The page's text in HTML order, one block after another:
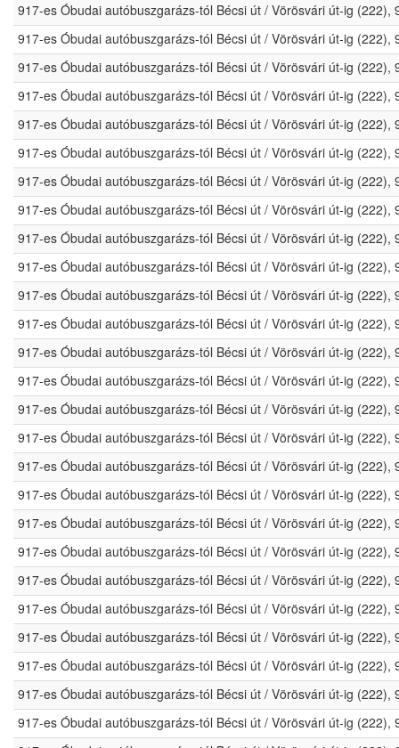
917-es Óbudai autóbuszgarázs-tól Bécsi út / Vörösvári út-ig
917-es Óbudai autóbuszgarázs-tól Bécsi út / Vörösvári út-ig
917-es Óbudai autóbuszgarázs-tól Bécsi út / Vörösvári út-ig
917-es Óbudai autóbuszgarázs-tól Bécsi út / Vörösvári út-ig
917-es Óbudai autóbuszgarázs-tól Bécsi út / Vörösvári út-ig
917-es Óbudai autóbuszgarázs-tól Bécsi út / Vörösvári út-ig
917-es Óbudai autóbuszgarázs-tól Bécsi út / Vörösvári út-ig
917-es Óbudai autóbuszgarázs-tól Bécsi út / Vörösvári út-ig
917-es Óbudai autóbuszgarázs-tól Bécsi út / Vörösvári út-ig
917-es Óbudai autóbuszgarázs-tól Bécsi út / Vörösvári út-ig
917-es Óbudai autóbuszgarázs-tól Bécsi út / Vörösvári út-ig
917-es Óbudai autóbuszgarázs-tól Bécsi út / Vörösvári út-ig
917-es Óbudai autóbuszgarázs-tól Bécsi út / Vörösvári út-ig
917-es Óbudai autóbuszgarázs-tól Bécsi út / Vörösvári út-ig
917-es Óbudai autóbuszgarázs-tól Bécsi út / Vörösvári út-ig
917-es Óbudai autóbuszgarázs-tól Bécsi út / Vörösvári út-ig
917-es Óbudai autóbuszgarázs-tól Bécsi út / Vörösvári út-ig
917-es Óbudai autóbuszgarázs-tól Bécsi út / Vörösvári út-ig
917-es Óbudai autóbuszgarázs-tól Bécsi út / Vörösvári út-ig
917-es Óbudai autóbuszgarázs-tól Bécsi út / Vörösvári út-ig
917-es Óbudai autóbuszgarázs-tól Bécsi út / Vörösvári út-ig
917-es Óbudai autóbuszgarázs-tól Bécsi út / Vörösvári út-ig
917-es Óbudai autóbuszgarázs-tól Bécsi út / Vörösvári út-ig
917-es Óbudai autóbuszgarázs-tól Bécsi út / Vörösvári út-ig
917-es Óbudai autóbuszgarázs-tól Bécsi út / Vörösvári út-ig
917-es Óbudai autóbuszgarázs-tól Bécsi út / Vörösvári út-ig